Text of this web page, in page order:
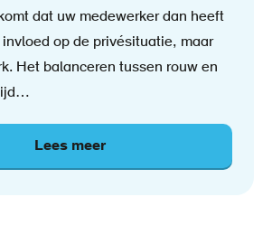
dat uw medewerker dan heeft
op de privésituatie, maar
Het balanceren tussen rouw en
Lees meer